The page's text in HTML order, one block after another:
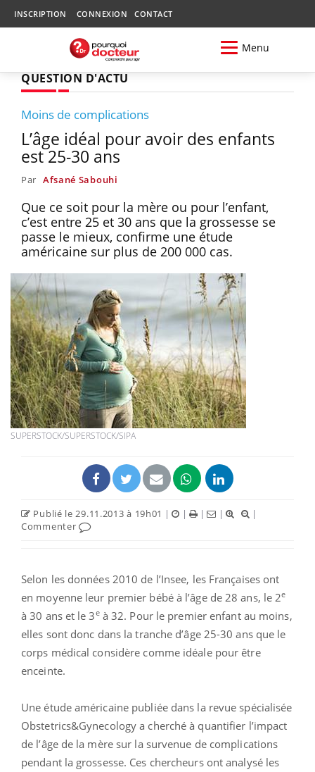
INSCRIPTION CONNEXION CONTACT
Menu
QUESTION D'ACTU
Moins de complications
L’âge idéal pour avoir des enfants
est 25-30 ans
Par Afsané Sabouhi
Que ce soit pour la mère ou pour l’enfant,
c’est entre 25 et 30 ans que la grossesse se
passe le mieux, confirme une étude
américaine sur plus de 200 000 cas.
SUPERSTOCK/SUPERSTOCK/SIPA
Publié le 29.11.2013 à 19h01 | | | |
|
Commenter
Selon les données 2010 de l’Insee, les Françaises ont
en moyenne leur premier bébé à l’âge de 28 ans, le 2e
à 30 ans et le 3eà 32. Pour le premier enfant au moins,
elles sont donc dans la tranche d’âge 25-30 ans que le
corps médical considère comme idéale pour être
enceinte.
Une étude américaine publiée dans la revue spécialisée
Obstetrics&Gynecology a cherché à quantifier l’impact
de l’âge de la mère sur la survenue de complications
pendant la grossesse. Ces chercheurs ont analysé les